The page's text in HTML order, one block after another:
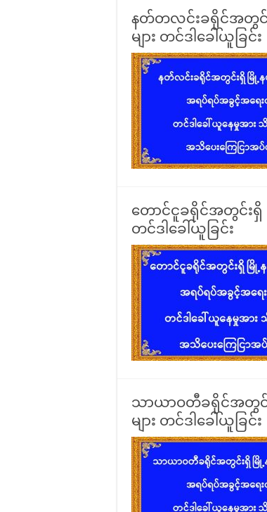
နတ်တလင်းခရိုင်အတွ
များ တင်ဒါခေါ်ယူခြင်း
တောင်ငူခရိုင်အတွင်း
တင်ဒါခေါ်ယူခြင်း
သာယာဝတီခရိုင်အတွ
များ တင်ဒါခေါ်ယူခြင်း